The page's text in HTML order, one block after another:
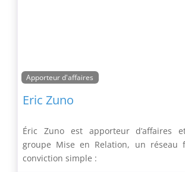
Apporteur d'affaires
Eric Zuno
Éric Zuno est apporteur d’affaires
groupe Mise en Relation, un réseau
conviction simple :